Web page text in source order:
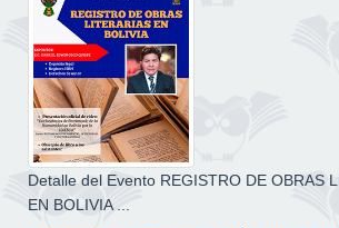
Detalle del Evento REGISTRO DE OBRAS
EN BOLIVIA ...